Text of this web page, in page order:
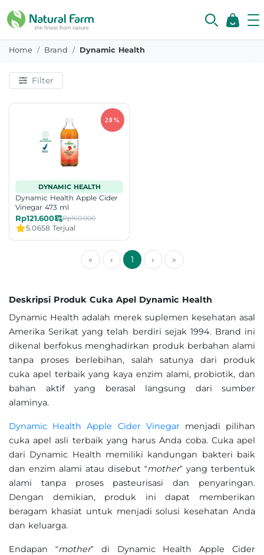
Home Brand Dynamic Health
Filter
DYNAMIC HEALTH
Dynamic Health Apple Cider
Vinegar 473 ml
Rp121.600 Rp160.000
5.0658 Terjual
« ‹ 1 › »
Deskripsi Produk Cuka Apel Dynamic Health
Dynamic Health adalah merek suplemen kesehatan asal
Amerika Serikat yang telah berdiri sejak 1994. Brand ini
dikenal berfokus menghadirkan produk berbahan alami
tanpa proses berlebihan, salah satunya dari produk
cuka apel terbaik yang kaya enzim alami, probiotik, dan
bahan aktif yang berasal langsung dari sumber
alaminya.
Dynamic Health Apple Cider Vinegarmenjadi pilihan
cuka apel asli terbaik yang harus Anda coba. Cuka apel
dari Dynamic Health memiliki kandungan bakteri baik
dan enzim alami atau disebut “mother” yang terbentuk
alami tanpa proses pasteurisasi dan penyaringan.
Dengan demikian, produk ini dapat memberikan
beragam khasiat untuk menjadi solusi kesehatan Anda
dan keluarga.
Endapan “mother” di Dynamic Health Apple Cider